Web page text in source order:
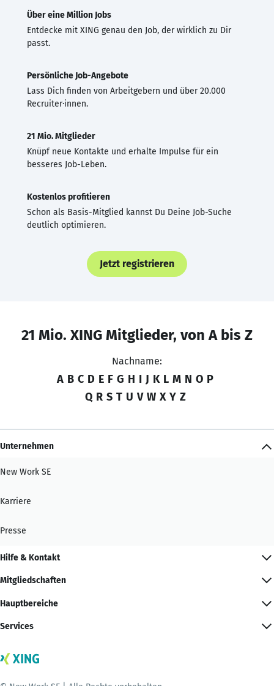
Über eine Million Jobs
Entdecke mit XING genau den Job, der wirklich zu Dir
passt.
Persönliche Job-Angebote
Lass Dich finden von Arbeitgebern und über 20.000
Recruiter·innen.
21 Mio. Mitglieder
Knüpf neue Kontakte und erhalte Impulse für ein
besseres Job-Leben.
Kostenlos profitieren
Schon als Basis-Mitglied kannst Du Deine Job-Suche
deutlich optimieren.
Jetzt registrieren
21 Mio. XING Mitglieder, von A bis Z
Nachname:
A B C D E F G H I J K L M N O P
Q R S T U V W X Y Z
Unternehmen
New Work SE
Karriere
Presse
Hilfe & Kontakt
Mitgliedschaften
Hauptbereiche
Services